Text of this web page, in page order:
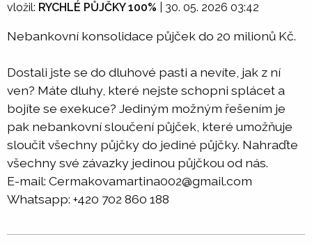
vložil: RYCHLÉ PŮJČKY 100% 30. 05. 2026 03:42
Nebankovní konsolidace půjček do 20 milionů Kč.
Dostali jste se do dluhové pasti a nevíte, jak z ní
ven? Máte dluhy, které nejste schopni splácet a
bojíte se exekuce? Jediným možným řešením je
pak nebankovní sloučení půjček, které umožňuje
sloučit všechny půjčky do jediné půjčky. Nahraďte
všechny své závazky jedinou půjčkou od nás.
E-mail: Cermakovamartina002@gmail.com
Whatsapp: +420 702 860 188